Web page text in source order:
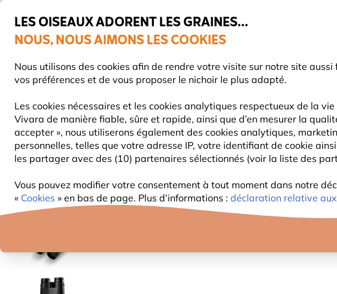
LES OISEAUX ADORENT LES GRAINES...
NOUS, NOUS AIMONS LES COOKIES
Nous utilisons des cookies afin de rendre votre visite sur notre site
vos préférences et de vous proposer le nichoir le plus adapté.
Les cookies nécessaires et les cookies analytiques respectueux de la
Vivara de manière fiable, sûre et rapide, ainsi que d’en mesurer la
accepter », nous utiliserons également des cookies analytiques,
personnelles, telles que votre adresse IP, votre identifiant de cookie
les partager avec des (10) partenaires sélectionnés (voir la liste des
Vous pouvez modifier votre consentement à tout moment dans notre
« Cookies » en bas de page. Plus d’informations : déclaration relative
Très bien noté dans 11 pays
Livraison express gratuite dès 59 €
Chercher
NOURRITURE MANGEOIRES NICHOIRS FAUNE
Observer la nature Jumelles d’observation des oiseaux Kite Optics